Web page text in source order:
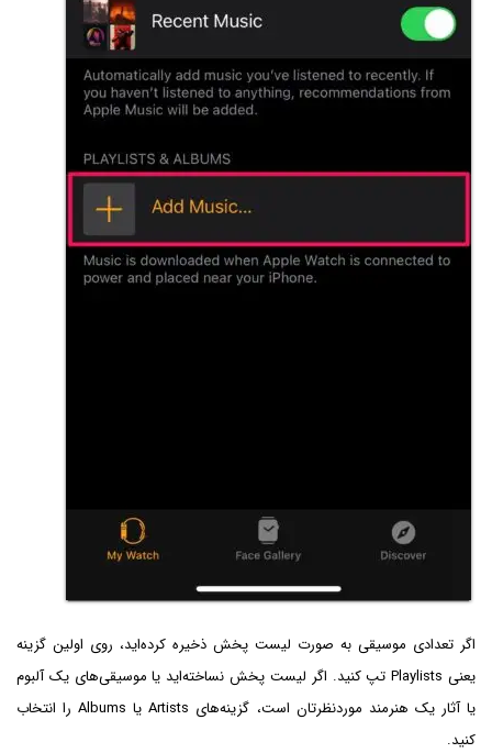
اگر تعدادی موسیقی به صورت لیست پخش ذخیره کرده‌اید، روی اولین گزینه
یعنی Playlists تپ کنید. اگر لیست پخش نساخته‌اید یا موسیقی‌های یک آلبوم
یا آثار یک هنرمند موردنظرتان است، گزینه‌های Artists یا Albums را انتخاب
کنید.